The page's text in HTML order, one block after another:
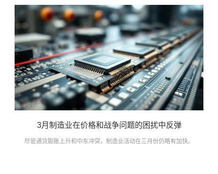
3月制造业在价格和战争问题的困扰中反弹
尽管通货膨胀上升和中东冲突，制造业活动在三月份仍略有加快。